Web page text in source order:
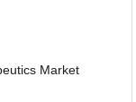
Market